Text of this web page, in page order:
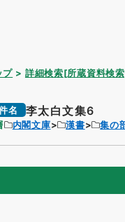
プ 詳細検索[所蔵資料検
名 李太白文集6
内閣文庫 漢書 集の